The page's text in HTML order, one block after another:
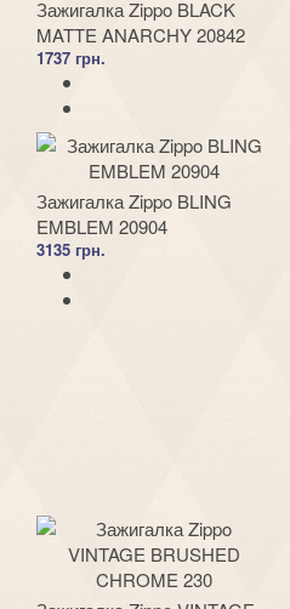
Зажигалка Zippo BLACK
MATTE ANARCHY 20842
1737 грн.
Зажигалка Zippo BLING
EMBLEM 20904
3135 грн.